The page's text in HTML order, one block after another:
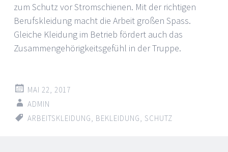
zum Schutz vor Stromschienen. Mit der richtigen
Berufskleidung macht die Arbeit großen Spass.
Gleiche Kleidung im Betrieb fördert auch das
Zusammengehörigkeitsgefühl in der Truppe.
MAI 22, 2017
ADMIN
ARBEITSKLEIDUNG, BEKLEIDUNG, SCHUTZ